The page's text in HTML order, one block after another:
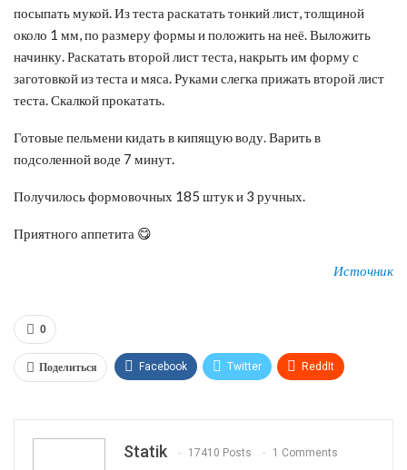
посыпать мукой. Из теста раскатать тонкий лист, толщиной
около 1 мм, по размеру формы и положить на неё. Выложить
начинку. Раскатать второй лист теста, накрыть им форму с
заготовкой из теста и мяса. Руками слегка прижать второй лист
теста. Скалкой прокатать.
Готовые пельмени кидать в кипящую воду. Варить в
подсоленной воде 7 минут.
Получилось формовочных 185 штук и 3 ручных.
Приятного аппетита 😋
Источник
0
Поделиться Facebook Twitter ReddIt
Statik 17410 Posts 1 Comments